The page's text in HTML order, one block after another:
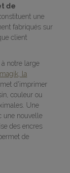
de
une
fabriqués sur
client
notre large
la
d'imprimer
couleur ou
Une
une nouvelle
des encres
de